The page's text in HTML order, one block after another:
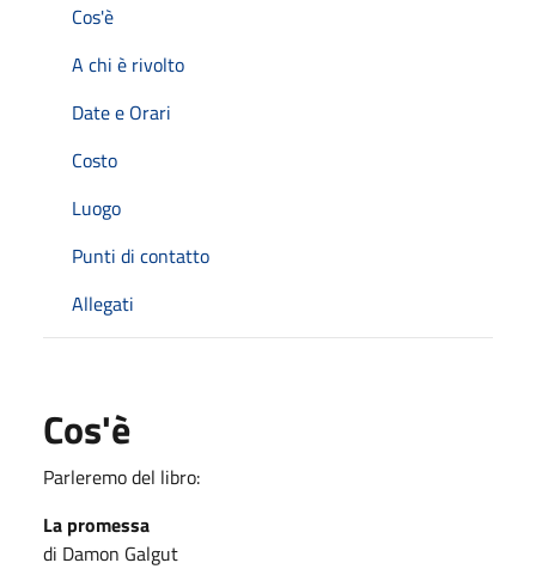
Cos'è
A chi è rivolto
Date e Orari
Costo
Luogo
Punti di contatto
Allegati
Cos'è
Parleremo del libro:
La promessa
di Damon Galgut